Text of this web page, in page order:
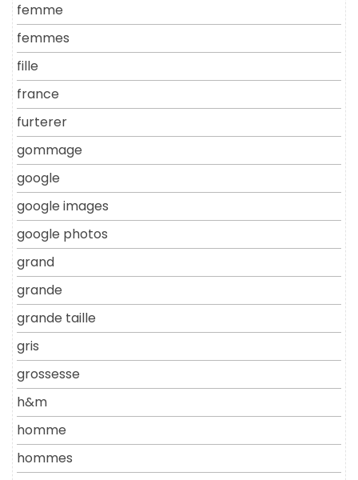
femme
femmes
fille
france
furterer
gommage
google
google images
google photos
grand
grande
grande taille
gris
grossesse
h&m
homme
hommes